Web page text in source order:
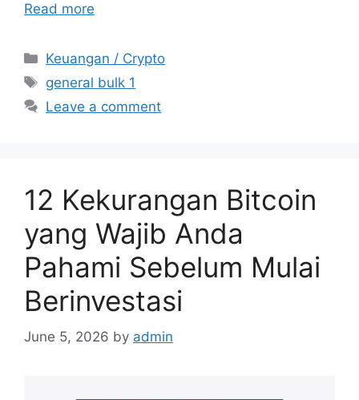
Read more
Categories
Keuangan / Crypto
Tags
general bulk 1
Leave a comment
12 Kekurangan Bitcoin
yang Wajib Anda
Pahami Sebelum Mulai
Berinvestasi
June 5, 2026 by admin